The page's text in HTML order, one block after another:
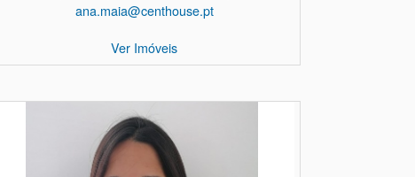
ana.maia@centhouse.pt
Ver Imóveis